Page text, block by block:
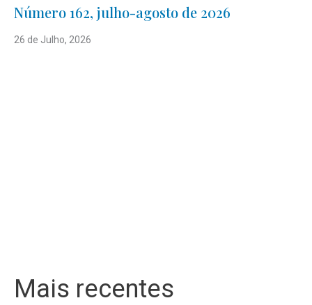
Número 162, julho-agosto de 2026
26 de Julho, 2026
Mais recentes